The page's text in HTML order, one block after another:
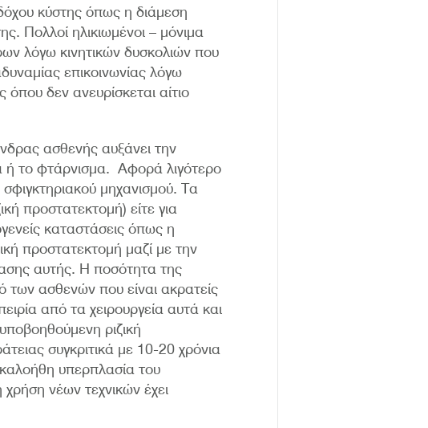
κύστης όπως η διάμεση
Πολλοί ηλικιωμένοι – μόνιμα
λόγω κινητικών δυσκολιών που
επικοινωνίας λόγω
δεν ανευρίσκεται αίτιο
ασθενής αυξάνει την
ή το φτάρνισμα. Αφορά λιγότερο
μηχανισμού. Τα
προστατεκτομή) είτε για
καταστάσεις όπως η
προστατεκτομή μαζί με την
αυτής. Η ποσότητα της
των ασθενών που είναι ακρατείς
από τα χειρουργεία αυτά και
ριζική
συγκριτικά με 10-20 χρόνια
υπερπλασία του
νέων τεχνικών έχει